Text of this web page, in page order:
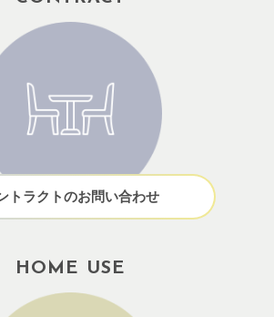
トラクトのお問い合わせ
HOME USE